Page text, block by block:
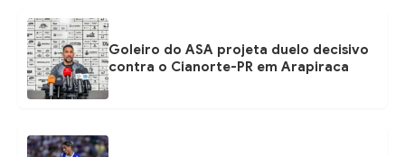
Goleiro do ASA projeta duelo decisivo
contra o Cianorte-PR em Arapiraca